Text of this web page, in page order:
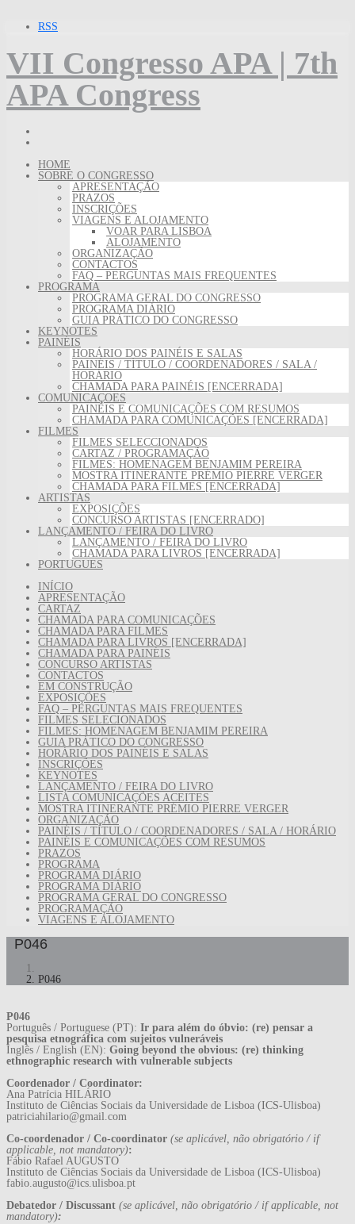
RSS
VII Congresso APA | 7th
APA Congress
HOME
SOBRE O CONGRESSO
A​PRESENTAÇÃO
PRAZOS
INSCRIÇÕES
VIAGENS E ALOJAMENTO
VOAR PARA LISBOA
ALOJAMENTO
ORGANIZAÇÃO
CONTACTOS
FAQ – PERGUNTAS MAIS FREQUENTES
PROGRAMA
PROGRAMA GERAL DO CONGRESSO
PROGRAMA DIÁRIO
GUIA PRÁTICO DO CONGRESSO
KEYNOTES
PAINÉIS
HORÁRIO DOS PAINÉIS E SALAS
PAINÉIS / TÍTULO / COORDENADORES / SALA /
HORÁRIO
CHAMADA PARA PAINÉIS [ENCERRADA]
COMUNICAÇÕES
PAINÉIS E COMUNICAÇÕES COM RESUMOS
CHAMADA PARA COMUNICAÇÕES [ENCERRADA]
FILMES
FILMES SELECCIONADOS
CARTAZ / PROGRAMAÇÃO
FILMES: HOMENAGEM BENJAMIM PEREIRA
MOSTRA ITINERANTE PRÉMIO PIERRE VERGER
CHAMADA PARA FILMES [ENCERRADA]
ARTISTAS
EXPOSIÇÕES
CONCURSO ARTISTAS [ENCERRADO]
LANÇAMENTO / FEIRA DO LIVRO
LANÇAMENTO / FEIRA DO LIVRO
CHAMADA PARA LIVROS [ENCERRADA]
PORTUGUÊS
INÍCIO
A​PRESENTAÇÃO
CARTAZ
CHAMADA PARA COMUNICAÇÕES
CHAMADA PARA FILMES
CHAMADA PARA LIVROS [ENCERRADA]
CHAMADA PARA PAINÉIS
CONCURSO ARTISTAS
CONTACTOS
EM CONSTRUÇÃO
EXPOSIÇÕES
FAQ – PERGUNTAS MAIS FREQUENTES
FILMES SELECIONADOS
FILMES: HOMENAGEM BENJAMIM PEREIRA
GUIA PRÁTICO DO CONGRESSO
HORÁRIO DOS PAINÉIS E SALAS
INSCRIÇÕES
KEYNOTES
LANÇAMENTO / FEIRA DO LIVRO
LISTA COMUNICAÇÕES ACEITES
MOSTRA ITINERANTE PRÉMIO PIERRE VERGER
ORGANIZAÇÃO
PAINÉIS / TÍTULO / COORDENADORES / SALA / HORÁRIO
PAINÉIS E COMUNICAÇÕES COM RESUMOS
PRAZOS
PROGRAMA
PROGRAMA DIÁRIO
PROGRAMA DIÁRIO
PROGRAMA GERAL DO CONGRESSO
PROGRAMAÇÃO
VIAGENS E ALOJAMENTO
P046
P046
P046
Português / Portuguese (PT): Ir para além do óbvio: (re) pensar a
pesquisa etnográfica com sujeitos vulneráveis
Inglês / English (EN): Going beyond the obvious: (re) thinking
ethnographic research with vulnerable subjects
Coordenador / Coordinator:
Ana Patrícia HILÁRIO
Instituto de Ciências Sociais da Universidade de Lisboa (ICS-Ulisboa)
patriciahilario@gmail.com
Co-coordenador / Co-coordinator (se aplicável, não obrigatório / if
applicable, not mandatory):
Fábio Rafael AUGUSTO
Instituto de Ciências Sociais da Universidade de Lisboa (ICS-Ulisboa)
fabio.augusto@ics.ulisboa.pt
Debatedor / Discussant (se aplicável, não obrigatório / if applicable, not
mandatory):